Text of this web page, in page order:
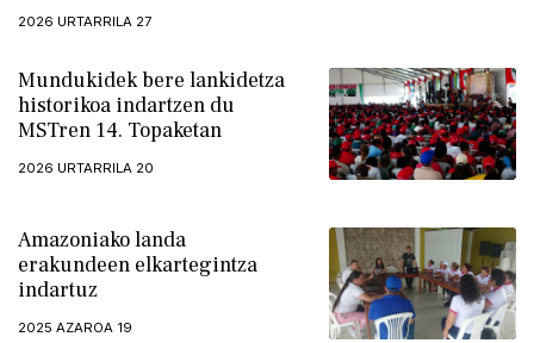
2026 URTARRILA 27
Mundukidek bere lankidetza
historikoa indartzen du
MSTren 14. Topaketan
2026 URTARRILA 20
Amazoniako landa
erakundeen elkartegintza
indartuz
2025 AZAROA 19